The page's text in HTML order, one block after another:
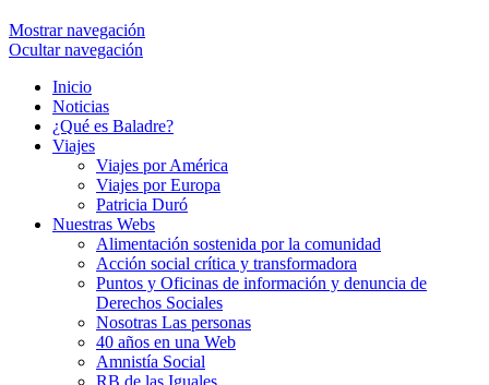
Mostrar navegación
Ocultar navegación
Inicio
Noticias
¿Qué es Baladre?
Viajes
Viajes por América
Viajes por Europa
Patricia Duró
Nuestras Webs
Alimentación sostenida por la comunidad
Acción social crítica y transformadora
Puntos y Oficinas de información y denuncia de
Derechos Sociales
Nosotras Las personas
40 años en una Web
Amnistía Social
RB de las Iguales